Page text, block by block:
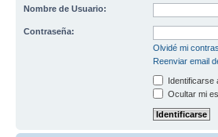
Nombre de Usuario:
Contraseña:
Olvidé mi
Reenviar email
Identificarse
Ocultar mi